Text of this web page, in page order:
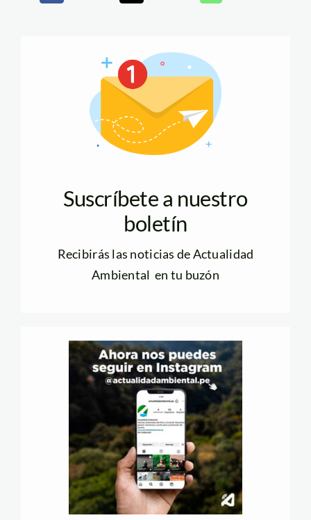
Suscríbete a nuestro
boletín
Recibirás las noticias de Actualidad
Ambiental en tu buzón